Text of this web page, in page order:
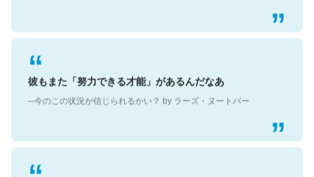
彼もまた「努力できる才能」があるんだなあ